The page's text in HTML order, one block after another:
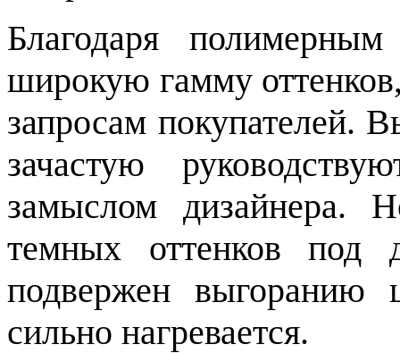
Благодаря
широкую гамму
запросам покупателей.
зачастую
замыслом дизайнера.
темных оттенков под
подвержен выгоранию
сильно нагревается.